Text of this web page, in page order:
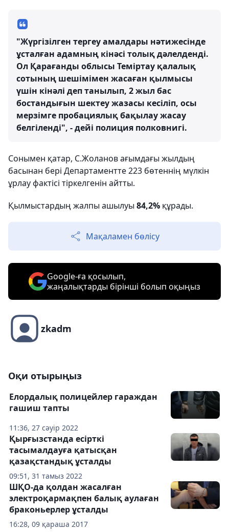
"Жүргізілген тергеу амалдары нәтижесінде
ұсталған адамның кінәсі толық дәлелденді.
Ол Қарағанды облысы Теміртау қалалық
сотының шешімімен жасаған қылмысы
үшін кінәлі деп танылып, 2 жыл бас
бостандығын шектеу жазасы кесіліп, осы
мерзімге пробациялық бақылау жасау
белгіленді", - дейі полиция полковнигі.
Сонымен қатар, С.Жоланов ағымдағы жылдың
басынан бері Департаментте 223 бөтеннің мүлкін
ұрлау фактісі тіркелгенін айтты.
Қылмыстардың жалпы ашылуы 84,2% құрады.
Мақаламен бөлісу
Google-ға қосылып,
жаңалықтарды бірінші болып оқыңыз
zkadm
Оқи отырыңыз
11:36, 27 сәуір 2022
Елордалық полицейлер гараждан
гашиш тапты
09:51, 31 тамыз 2022
Қырғызстанда есірткі
тасымалдауға қатысқан
қазақстандық ұсталды
16:28, 09 қараша 2017
ШҚО-да қолдан жасалған
электроқармақпен балық аулаған
браконьерлер ұсталды